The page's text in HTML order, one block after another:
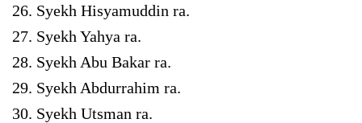
26. Syekh Hisyamuddin ra.
27. Syekh Yahya ra.
28. Syekh Abu Bakar ra.
29. Syekh Abdurrahim ra.
30. Syekh Utsman ra.